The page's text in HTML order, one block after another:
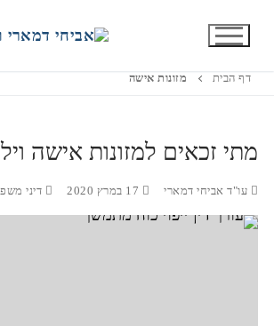
תגית: מזונות אישה
דף הבית מזונות אישה
מתי זכאים למזונות אישה
עו"ד אביחי דמארי 17 במרץ 2020 דיני